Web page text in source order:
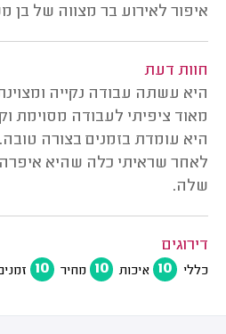
איפור לאירוע בר מצווה של בן
חוות דעת
היא עשתה עבודה נקייה
מאוד ציפיתי לעבודה מסוימת
היא עומדת בזמנים בצורה
לאחר שראיתי כלה שהיא
שלה.
דירוגים
כללי 10 איכות 10 מחיר 10